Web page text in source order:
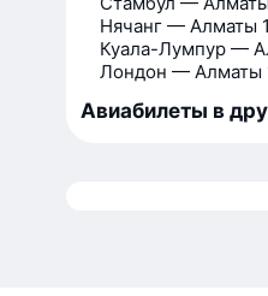
Нячанг — Алматы
Куала-Лумпур —
Лондон — Алматы
Авиабилеты в